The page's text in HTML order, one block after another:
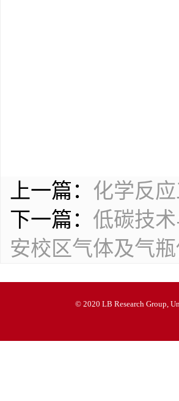
上一篇： 化学反
下一篇： 低碳技
安校区气体及气
© 2020 LB Research Group,